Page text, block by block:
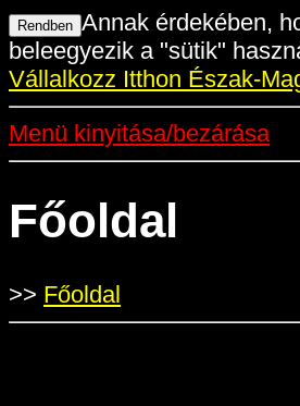
Annak érdekében,
beleegyezik a "sütik"
Vállalkozz Itthon Észak-
Menü kinyitása/bezárása
Főoldal
>> Főoldal